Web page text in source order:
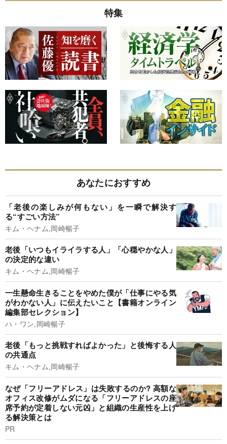
特集
あなたにおすすめ
「老後の楽しみが何もない」を一瞬で解決す
る“すごい方法”
キム・ヘナム,岡崎暢子
老後「いつもイライラする人」「心穏やかな人」
の決定的な違い
キム・ヘナム,岡崎暢子
一生懸命生きることをやめた僕が「仕事にやる気
がわかない人」に伝えたいこと【書籍オンライン
編集部セレクション】
ハ・ワン,岡崎暢子
老後「もっと挑戦すればよかった」と後悔する人
の共通点
キム・ヘナム,岡崎暢子
なぜ「フリーアドレス」は失敗するのか? 高額な
オフィス改修がムダになる「フリーアドレスの座
席予約が定着しない元凶」と組織の生産性を上げ
る解決策とは
PR